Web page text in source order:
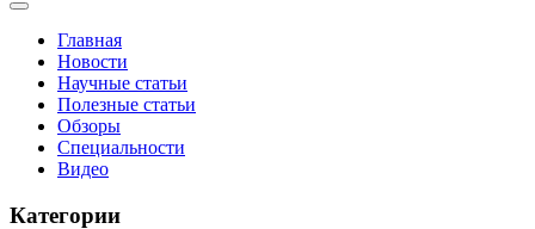
Главная
Новости
Научные статьи
Полезные статьи
Обзоры
Специальности
Видео
Категории